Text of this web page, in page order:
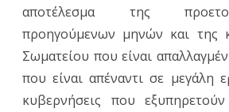
αποτέλεσμα της
προηγούμενων μηνών και της
Σωματείου που είναι
που είναι απέναντι σε μεγάλη
κυβερνήσεις που